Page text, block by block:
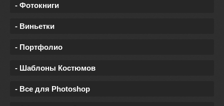
- Фотокниги
- Виньетки
- Портфолио
- Шаблоны Костюмов
- Все для Photoshop